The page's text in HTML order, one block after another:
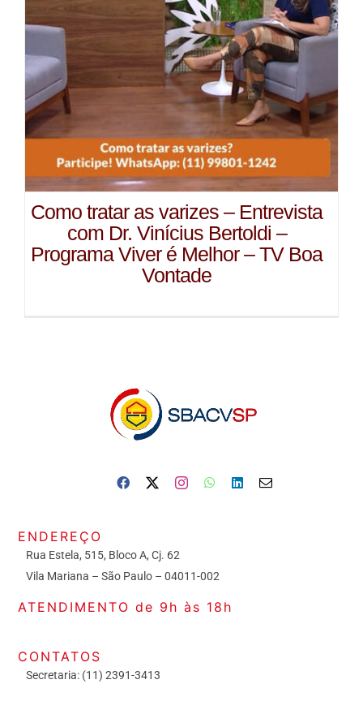
Como tratar as varizes – Entrevista
com Dr. Vinícius Bertoldi –
Programa Viver é Melhor – TV Boa
Vontade
ENDEREÇO
Rua Estela, 515, Bloco A, Cj. 62
Vila Mariana – São Paulo – 04011-002
ATENDIMENTO de 9h às 18h
CONTATOS
Secretaria: (11) 2391-3413